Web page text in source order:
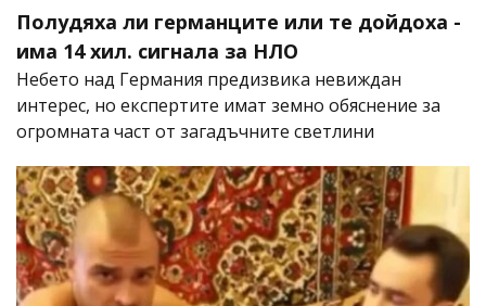
Полудяха ли германците или те дойдоха -
има 14 хил. сигнала за НЛО
Небето над Германия предизвика невиждан
интерес, но експертите имат земно обяснение за
огромната част от загадъчните светлини